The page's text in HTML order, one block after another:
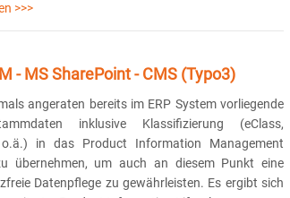
>>>
- MS SharePoint - CMS (Typo3)
angeraten bereits im ERP System vorliegende
inklusive Klassifizierung (eClass,
o.ä.) in das Product Information Management
übernehmen, um auch an diesem Punkt eine
Datenpflege zu gewährleisten. Es ergibt sich